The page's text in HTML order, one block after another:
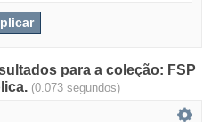
para a coleção: FSP
(0.073 segundos)